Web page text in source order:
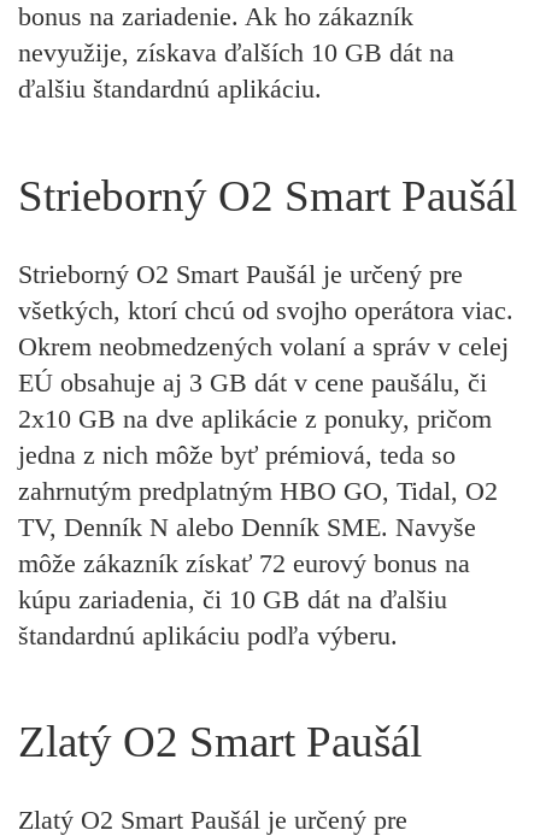
bonus na zariadenie. Ak ho zákazník
nevyužije, získava ďalších 10 GB dát na
ďalšiu štandardnú aplikáciu.
Strieborný O2 Smart Paušál
Strieborný O2 Smart Paušál je určený pre
všetkých, ktorí chcú od svojho operátora viac.
Okrem neobmedzených volaní a správ v celej
EÚ obsahuje aj 3 GB dát v cene paušálu, či
2x10 GB na dve aplikácie z ponuky, pričom
jedna z nich môže byť prémiová, teda so
zahrnutým predplatným HBO GO, Tidal, O2
TV, Denník N alebo Denník SME. Navyše
môže zákazník získať 72 eurový bonus na
kúpu zariadenia, či 10 GB dát na ďalšiu
štandardnú aplikáciu podľa výberu.
Zlatý O2 Smart Paušál
Zlatý O2 Smart Paušál je určený pre